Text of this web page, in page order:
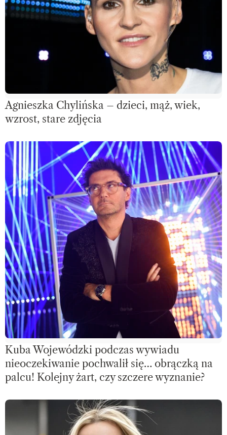
Agnieszka Chylińska – dzieci, mąż, wiek,
wzrost, stare zdjęcia
Kuba Wojewódzki podczas wywiadu
nieoczekiwanie pochwalił się… obrączką na
palcu! Kolejny żart, czy szczere wyznanie?